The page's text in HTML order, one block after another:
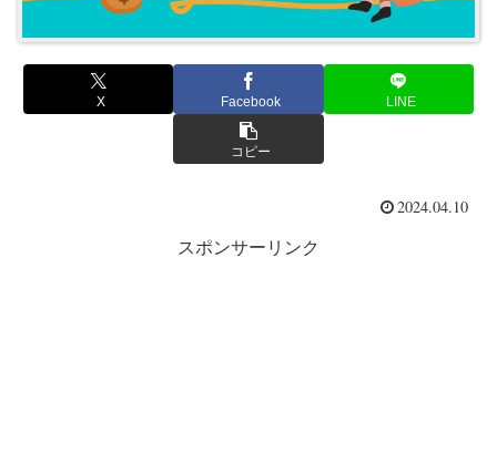
X Facebook LINE
コピー
2024.04.10
スポンサーリンク